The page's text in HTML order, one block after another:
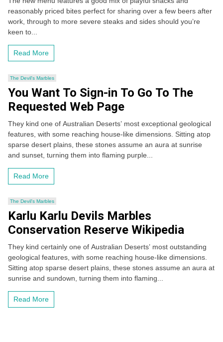
reasonably priced bites perfect for sharing over a few beers after
work, through to more severe steaks and sides should you’re
keen to...
Read More
The Devil's Marbles
You Want To Sign-in To Go To The
Requested Web Page
They kind one of Australian Deserts’ most exceptional geological
features, with some reaching house-like dimensions. Sitting atop
sparse desert plains, these stones assume an aura at sunrise
and sunset, turning them into flaming purple...
Read More
The Devil's Marbles
Karlu Karlu Devils Marbles
Conservation Reserve Wikipedia
They kind certainly one of Australian Deserts’ most outstanding
geological features, with some reaching house-like dimensions.
Sitting atop sparse desert plains, these stones assume an aura at
sunrise and sundown, turning them into flaming...
Read More